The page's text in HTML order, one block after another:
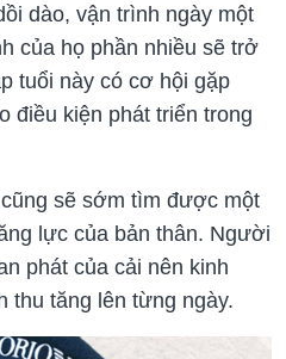
dào, vận trình ngày một
của họ phần nhiều sẽ trở
tuổi này có cơ hội gặp
điều kiện phát triển trong
sẽ sớm tìm được một
lực của bản thân. Người
phát của cải nên kinh
thu tăng lên từng ngày.